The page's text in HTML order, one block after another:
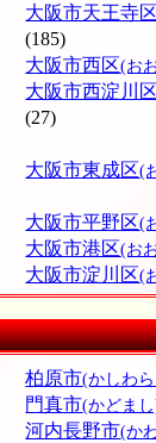
大阪市天王寺
(185)
大阪市西区(お
大阪市西淀川
(27)
大阪市東成区(
大阪市平野区(
大阪市港区(お
大阪市淀川区(
柏原市(かしわ
門真市(かどま
河内長野市(か